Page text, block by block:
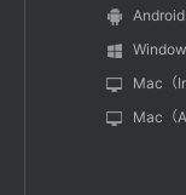
Android
Mac（
Mac（